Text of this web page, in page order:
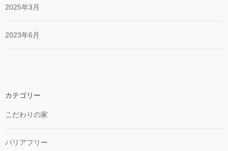
2025年3月
2023年6月
カテゴリー
こだわりの家
バリアフリー